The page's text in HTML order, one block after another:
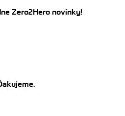
Zero2Hero novinky!